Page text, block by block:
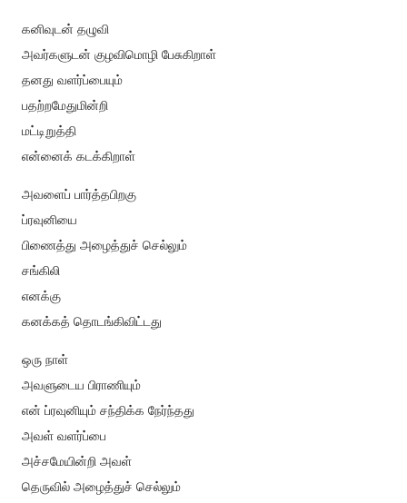
கனிவுடன் தழுவி
அவர்களுடன் குழவிமொழி பேசுகிறாள்
தனது வளர்ப்பையும்
பதற்றமேதுமின்றி
மட்டிறுத்தி
என்னைக் கடக்கிறாள்
அவளைப் பார்த்தபிறகு
ப்ரவுனியை
பிணைத்து அழைத்துச் செல்லும்
சங்கிலி
எனக்கு
கனக்கத் தொடங்கிவிட்டது
ஒரு நாள்
அவளுடைய பிராணியும்
என் ப்ரவுனியும் சந்திக்க நேர்ந்தது
அவள் வளர்ப்பை
அச்சமேயின்றி அவள்
தெருவில் அழைத்துச் செல்லும்